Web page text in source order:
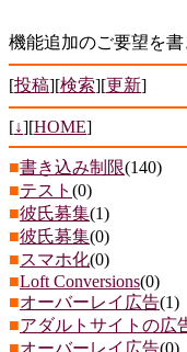
機能追加のご要望を書
[投稿][検索][更新]
[↓][HOME]
■書き込み制限(140)
■テスト (0)
■彼氏募集(1)
■彼氏募集(0)
■スマホ化(0)
■Loft Conversions(0)
■オーバーレイ広告(1)
■アダルトサイトの広
■オーバーレイ広告(0)